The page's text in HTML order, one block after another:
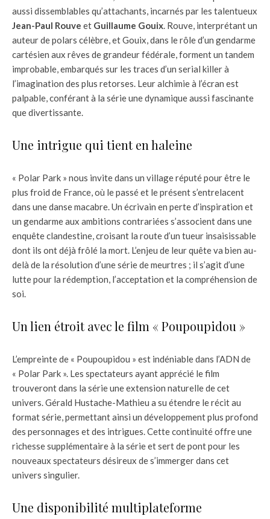
aussi dissemblables qu’attachants, incarnés par les talentueux
Jean-Paul Rouve et Guillaume Gouix. Rouve, interprétant un
auteur de polars célèbre, et Gouix, dans le rôle d’un gendarme
cartésien aux rêves de grandeur fédérale, forment un tandem
improbable, embarqués sur les traces d’un serial killer à
l’imagination des plus retorses. Leur alchimie à l’écran est
palpable, conférant à la série une dynamique aussi fascinante
que divertissante.
Une intrigue qui tient en haleine
« Polar Park » nous invite dans un village réputé pour être le
plus froid de France, où le passé et le présent s’entrelacent
dans une danse macabre. Un écrivain en perte d’inspiration et
un gendarme aux ambitions contrariées s’associent dans une
enquête clandestine, croisant la route d’un tueur insaisissable
dont ils ont déjà frôlé la mort. L’enjeu de leur quête va bien au-
delà de la résolution d’une série de meurtres ; il s’agit d’une
lutte pour la rédemption, l’acceptation et la compréhension de
soi.
Un lien étroit avec le film « Poupoupidou »
L’empreinte de « Poupoupidou » est indéniable dans l’ADN de
« Polar Park ». Les spectateurs ayant apprécié le film
trouveront dans la série une extension naturelle de cet
univers. Gérald Hustache-Mathieu a su étendre le récit au
format série, permettant ainsi un développement plus profond
des personnages et des intrigues. Cette continuité offre une
richesse supplémentaire à la série et sert de pont pour les
nouveaux spectateurs désireux de s’immerger dans cet
univers singulier.
Une disponibilité multiplateforme